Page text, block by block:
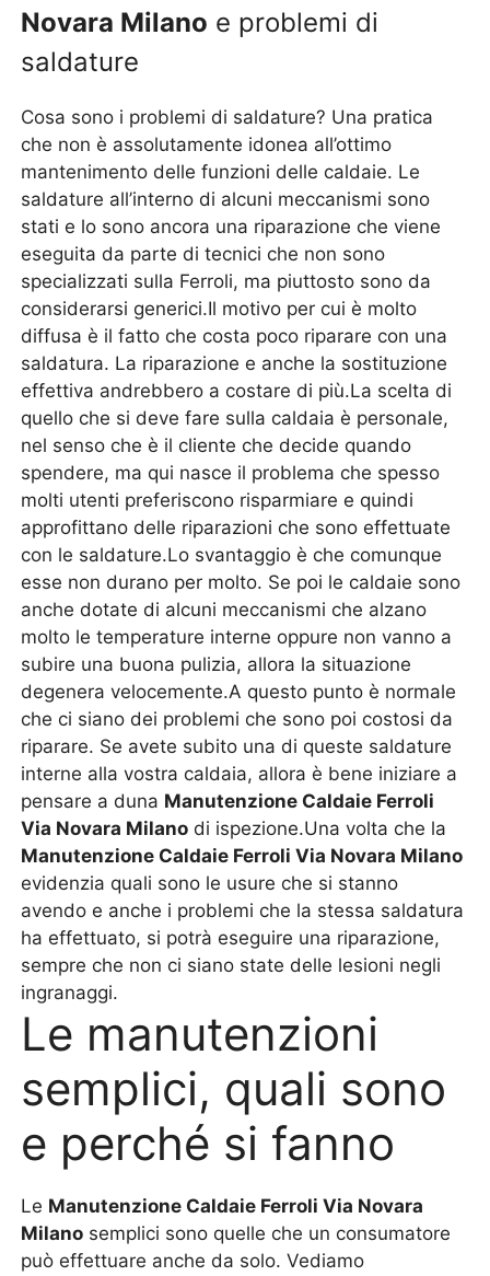
Novara Milano e problemi di
saldature
Cosa sono i problemi di saldature? Una pratica
che non è assolutamente idonea all’ottimo
mantenimento delle funzioni delle caldaie. Le
saldature all’interno di alcuni meccanismi sono
stati e lo sono ancora una riparazione che viene
eseguita da parte di tecnici che non sono
specializzati sulla Ferroli, ma piuttosto sono da
considerarsi generici.Il motivo per cui è molto
diffusa è il fatto che costa poco riparare con una
saldatura. La riparazione e anche la sostituzione
effettiva andrebbero a costare di più.La scelta di
quello che si deve fare sulla caldaia è personale,
nel senso che è il cliente che decide quando
spendere, ma qui nasce il problema che spesso
molti utenti preferiscono risparmiare e quindi
approfittano delle riparazioni che sono effettuate
con le saldature.Lo svantaggio è che comunque
esse non durano per molto. Se poi le caldaie sono
anche dotate di alcuni meccanismi che alzano
molto le temperature interne oppure non vanno a
subire una buona pulizia, allora la situazione
degenera velocemente.A questo punto è normale
che ci siano dei problemi che sono poi costosi da
riparare. Se avete subito una di queste saldature
interne alla vostra caldaia, allora è bene iniziare a
pensare a duna Manutenzione Caldaie Ferroli
Via Novara Milano di ispezione.Una volta che la
Manutenzione Caldaie Ferroli Via Novara Milano
evidenzia quali sono le usure che si stanno
avendo e anche i problemi che la stessa saldatura
ha effettuato, si potrà eseguire una riparazione,
sempre che non ci siano state delle lesioni negli
ingranaggi.
Le manutenzioni
semplici, quali sono
e perché si fanno
Le Manutenzione Caldaie Ferroli Via Novara
Milano semplici sono quelle che un consumatore
può effettuare anche da solo. Vediamo